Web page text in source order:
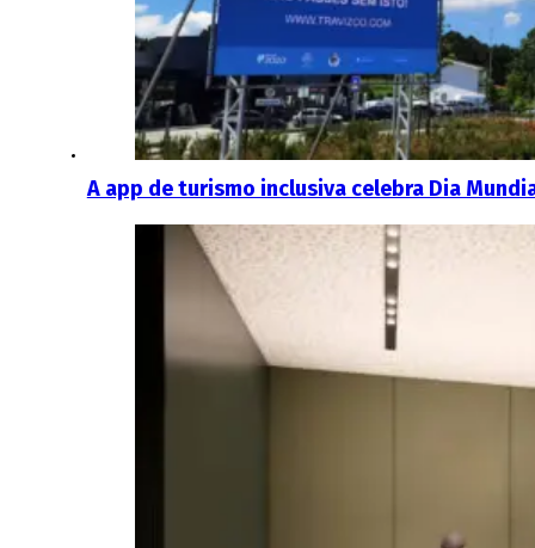
A app de turismo inclusiva celebra Dia